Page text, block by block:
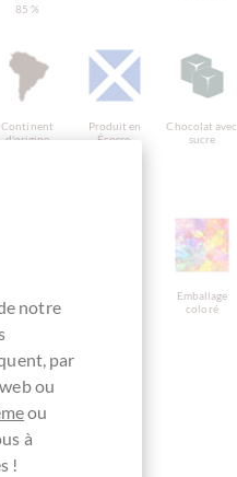
85 %
Continent
d'origine
Produit en
Écosse,
Chocolat avec
sucre
végétalien
Emballage
coloré
notre
par
ou
ou
à
!